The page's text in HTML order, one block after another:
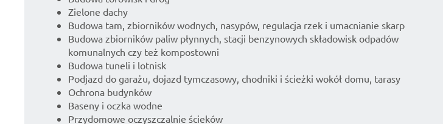
Zielone dachy
Budowa tam, zbiorników wodnych, nasypów, regulacja rzek i umacnianie skarp
Budowa zbiorników paliw płynnych, stacji benzynowych składowisk odpadów
komunalnych czy też kompostowni
Budowa tuneli i lotnisk
Podjazd do garażu, dojazd tymczasowy, chodniki i ścieżki wokół domu, tarasy
Ochrona budynków
Baseny i oczka wodne
Przydomowe oczyszczalnie ścieków